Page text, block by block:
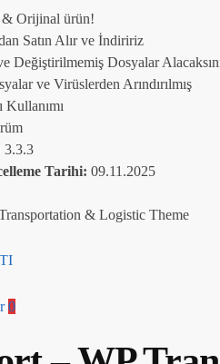
Orijinal ürün!
Satın Alır ve İndiririz
Değiştirilmemiş Dosyalar
ve Virüslerden Arındırılmış
Kullanımı
3.3.3
Tarihi: 09.11.2025
& Logistic Theme
0